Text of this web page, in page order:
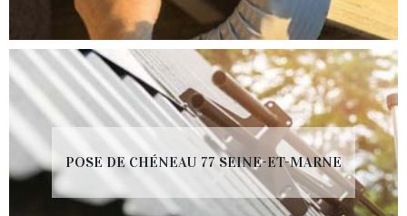
POSE DE CHÉNEAU 77 SEINE-ET-MARNE